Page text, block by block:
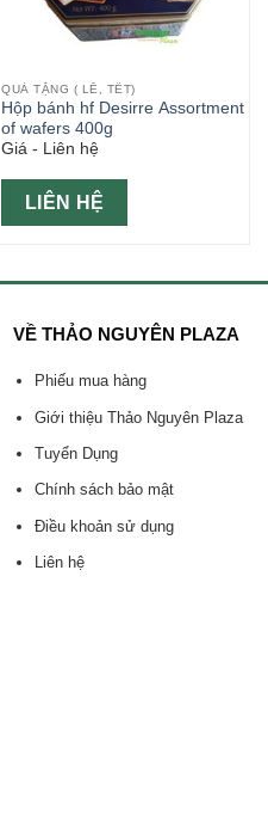
QUÀ TẶNG ( LỄ, TẾT)
Hộp bánh hf Desirre Assortment
of wafers 400g
Giá - Liên hệ
LIÊN HỆ
VỀ THẢO NGUYÊN PLAZA
Phiếu mua hàng
Giới thiệu Thảo Nguyên Plaza
Tuyển Dụng
Chính sách bảo mật
Điều khoản sử dụng
Liên hệ